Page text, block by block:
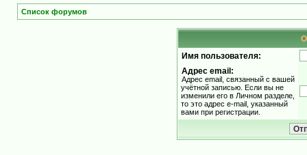
Список форумов
Имя пользователя:
Адрес email:
Адрес email, связанный с вашей
учётной записью. Если вы не
изменили его в Личном разделе,
то это адрес e-mail, указанный
вами при регистрации.